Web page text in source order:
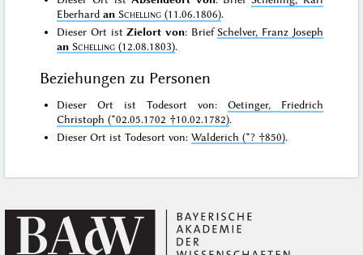
Eberhardan Schelling (11.06.1806).
Dieser Ort istZielort von: Brief Schelver, Franz Joseph
an Schelling (12.08.1803).
Beziehungen zu Personen
Dieser Ort ist Todesort von: Oetinger, Friedrich
Christoph (*02.05.1702 †10.02.1782).
Dieser Ort ist Todesort von:Walderich (*? †850).